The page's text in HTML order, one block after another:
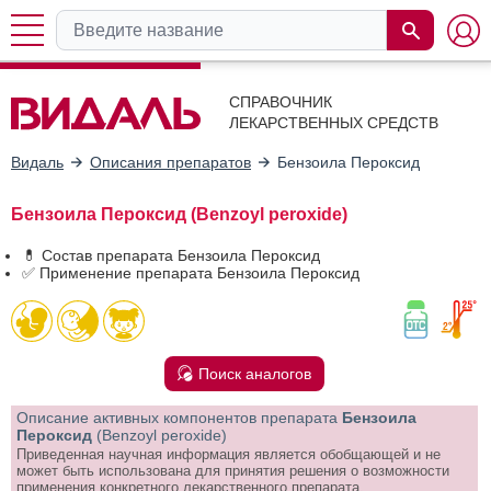
СПРАВОЧНИК
ЛЕКАРСТВЕННЫХ СРЕДСТВ
Видаль Описания препаратов Бензоила Пероксид
Бензоила Пероксид (Benzoyl peroxide)
💊 Состав препарата Бензоила Пероксид
✅ Применение препарата Бензоила Пероксид
Поиск аналогов
Описание активных компонентов препарата Бензоила
Пероксид (Benzoyl peroxide)
Приведенная научная информация является обобщающей и не
может быть использована для принятия решения о возможности
применения конкретного лекарственного препарата.